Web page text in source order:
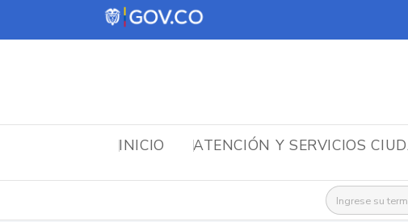
INICIO ATENCIÓN Y SERVICIOS
Buscar: